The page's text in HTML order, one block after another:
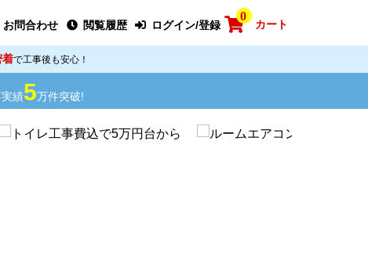
お問合わせ 閲覧履歴 ログイン/登録
0
カート
着で工事後も安心！
績5万件突破!